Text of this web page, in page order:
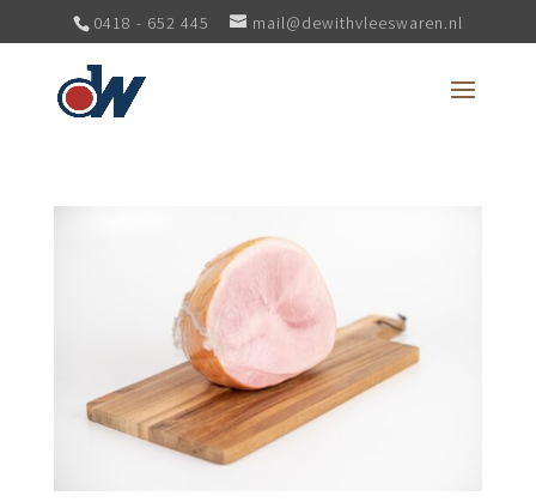
0418 - 652 445 mail@dewithvleeswaren.nl